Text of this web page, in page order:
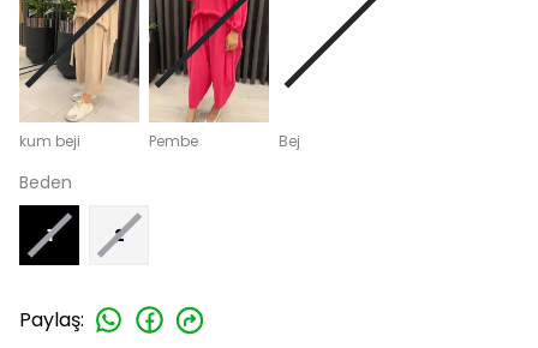
kum beji Pembe Bej
Beden
1 2
Paylaş: